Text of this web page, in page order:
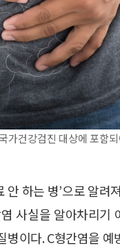
건강검진 대상에 포함
하는 병’으로 알려
사실을 알아차리기
이다. C형간염을